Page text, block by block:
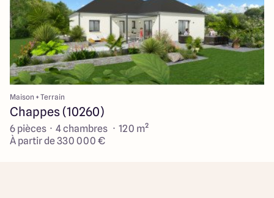
Maison + Terrain
Chappes (10260)
6 pièces · 4 chambres · 120 m²
À partir de 330 000 €